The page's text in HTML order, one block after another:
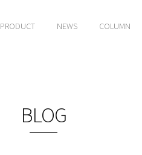
PRODUCT NEWS COLUMN
BLOG